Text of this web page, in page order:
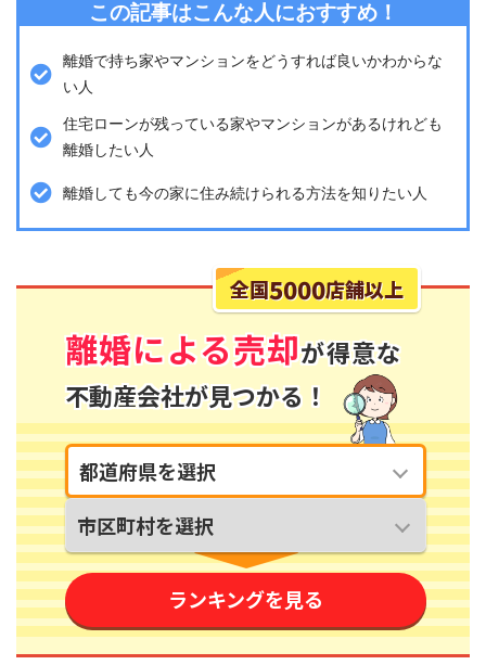
この記事はこんな人におすすめ！
離婚で持ち家やマンションをどうすれば良いかわからな
い人
住宅ローンが残っている家やマンションがあるけれども
離婚したい人
離婚しても今の家に住み続けられる方法を知りたい人